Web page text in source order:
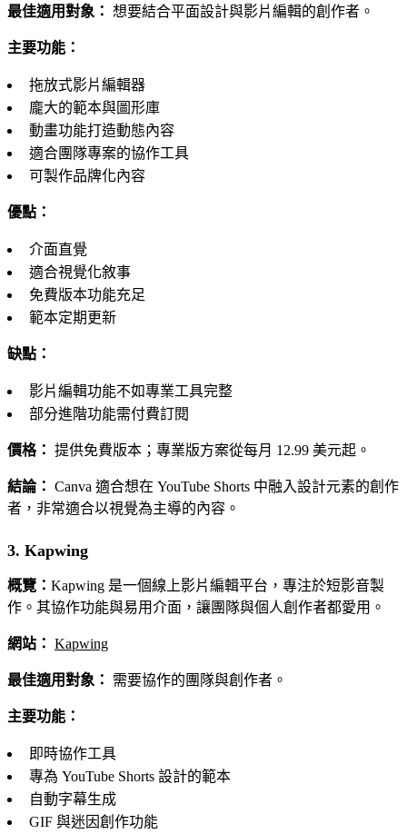
最佳適用對象： 想要結合平面設計與影片編輯的創作者。
主要功能：
拖放式影片編輯器
龐大的範本與圖形庫
動畫功能打造動態內容
適合團隊專案的協作工具
可製作品牌化內容
優點：
介面直覺
適合視覺化敘事
免費版本功能充足
範本定期更新
缺點：
影片編輯功能不如專業工具完整
部分進階功能需付費訂閱
價格： 提供免費版本；專業版方案從每月 12.99 美元起。
結論： Canva 適合想在 YouTube Shorts 中融入設計元素的創作
者，非常適合以視覺為主導的內容。
3. Kapwing
概覽： Kapwing 是一個線上影片編輯平台，專注於短影音製
作。其協作功能與易用介面，讓團隊與個人創作者都愛用。
網站： Kapwing
最佳適用對象： 需要協作的團隊與創作者。
主要功能：
即時協作工具
專為 YouTube Shorts 設計的範本
自動字幕生成
GIF 與迷因創作功能